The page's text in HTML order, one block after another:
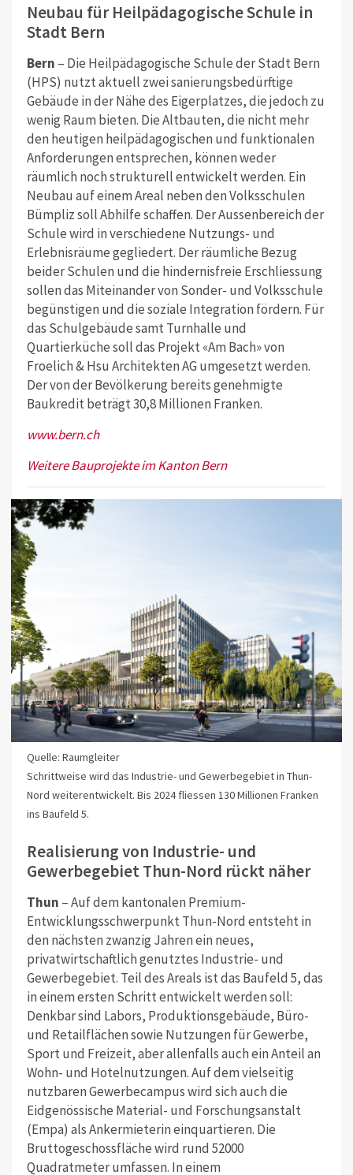
Neubau für Heilpädagogische Schule in
Stadt Bern
Bern – Die Heilpädagogische Schule der Stadt Bern
(HPS) nutzt aktuell zwei sanierungsbedürftige
Gebäude in der Nähe des Eigerplatzes, die jedoch zu
wenig Raum bieten. Die Altbauten, die nicht mehr
den heutigen heilpädagogischen und funktionalen
Anforderungen entsprechen, können weder
räumlich noch strukturell entwickelt werden. Ein
Neubau auf einem Areal neben den Volksschulen
Bümpliz soll Abhilfe schaffen. Der Aussenbereich der
Schule wird in verschiedene Nutzungs- und
Erlebnisräume gegliedert. Der räumliche Bezug
beider Schulen und die hindernisfreie Erschliessung
sollen das Miteinander von Sonder- und Volksschule
begünstigen und die soziale Integration fördern. Für
das Schulgebäude samt Turnhalle und
Quartierküche soll das Projekt «Am Bach» von
Froelich & Hsu Architekten AG umgesetzt werden.
Der von der Bevölkerung bereits genehmigte
Baukredit beträgt 30,8 Millionen Franken.
www.bern.ch
Weitere Bauprojekte im Kanton Bern
Quelle: Raumgleiter
Schrittweise wird das Industrie- und Gewerbegebiet in Thun-
Nord weiterentwickelt. Bis 2024 fliessen 130 Millionen Franken
ins Baufeld 5.
Realisierung von Industrie- und
Gewerbegebiet Thun-Nord rückt näher
Thun – Auf dem kantonalen Premium-
Entwicklungsschwerpunkt Thun-Nord entsteht in
den nächsten zwanzig Jahren ein neues,
privatwirtschaftlich genutztes Industrie- und
Gewerbegebiet. Teil des Areals ist das Baufeld 5, das
in einem ersten Schritt entwickelt werden soll:
Denkbar sind Labors, Produktionsgebäude, Büro-
und Retailflächen sowie Nutzungen für Gewerbe,
Sport und Freizeit, aber allenfalls auch ein Anteil an
Wohn- und Hotelnutzungen. Auf dem vielseitig
nutzbaren Gewerbecampus wird sich auch die
Eidgenössische Material- und Forschungsanstalt
(Empa) als Ankermieterin einquartieren. Die
Bruttogeschossfläche wird rund 52000
Quadratmeter umfassen. In einem